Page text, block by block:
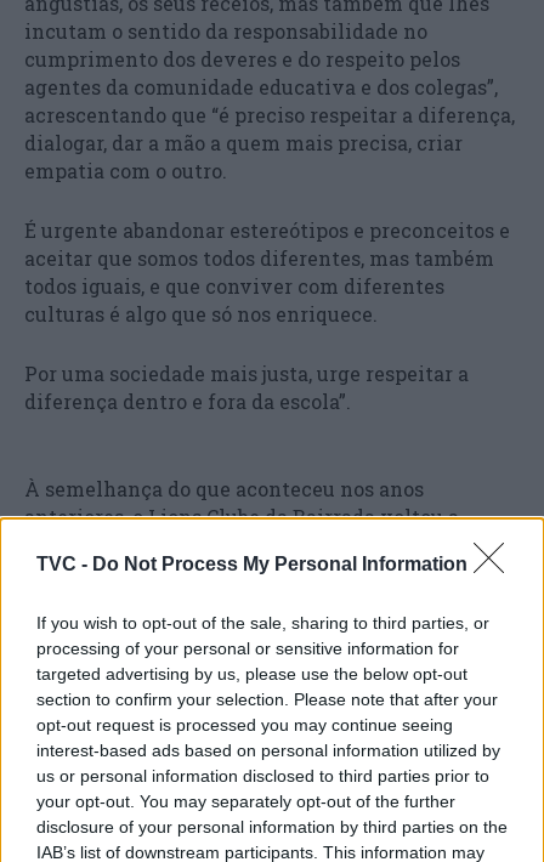
TVC - Do Not Process My Personal Information
If you wish to opt-out of the sale, sharing to third parties, or
processing of your personal or sensitive information for
targeted advertising by us, please use the below opt-out
section to confirm your selection. Please note that after your
opt-out request is processed you may continue seeing
interest-based ads based on personal information utilized by
us or personal information disclosed to third parties prior to
your opt-out. You may separately opt-out of the further
disclosure of your personal information by third parties on the
IAB’s list of downstream participants. This information may
incutam o sentido da responsabilidade no
cumprimento dos deveres e do respeito pelos
agentes da comunidade educativa e dos colegas”,
acrescentando que “é preciso respeitar a diferença,
dialogar, dar a mão a quem mais precisa, criar
empatia com o outro.
É urgente abandonar estereótipos e preconceitos e
aceitar que somos todos diferentes, mas também
todos iguais, e que conviver com diferentes
culturas é algo que só nos enriquece.
Por uma sociedade mais justa, urge respeitar a
diferença dentro e fora da escola”.
À semelhança do que aconteceu nos anos
anteriores, o Lions Clube da Bairrada voltou a
associar-se a este galardão escolar premiando os
melhores alunos do 12º ano na disciplina de Língua
Oliveira do Bairro, área de abrangência do Clube.
A cerimónia terminou com um momento musical
protagonizado pelos músicos bairradinos André
Pleno, com a flauta transversal, e Sérgio
Castanheira, com a gaita de Foles.